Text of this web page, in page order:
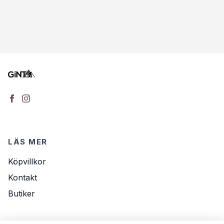
LÄS MER
Köpvillkor
Kontakt
Butiker